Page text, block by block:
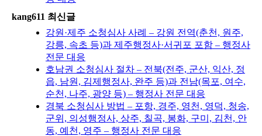
kang611 최신글
강원·제주 소청심사 사례 – 강원 전역(춘천, 원주,
강릉, 속초 등)과 제주행정사·서귀포 포함 – 행정사
전문 대응
호남권 소청심사 절차 – 전북(전주, 군산, 익산, 정
읍, 남원, 김제행정사, 완주 등)과 전남(목포, 여수,
순천, 나주, 광양 등) – 행정사 전문 대응
경북 소청심사 방법 – 포항, 경주, 영천, 영덕, 청송,
군위, 의성행정사, 상주, 칠곡, 봉화, 구미, 김천, 안
동, 예천, 영주 – 행정사 전문 대응